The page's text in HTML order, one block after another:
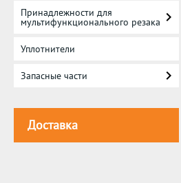
Принадлежности для
мультифункционального резака
Уплотнители
Запасные части
Доставка